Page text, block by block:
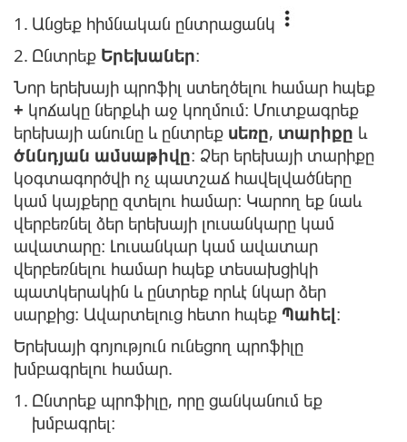
1. Անցեք հիմնական ընտրացանկ
2. Ընտրեք Երեխաներ։
Նոր երեխայի պրոֆիլ ստեղծելու համար հպեք
+ կոճակը ներքևի աջ կողմում։ Մուտքագրեք
երեխայի անունը և ընտրեք սեռը, տարիքը և
ծննդյան ամսաթիվը։ Ձեր երեխայի տարիքը
կօգտագործվի ոչ պատշաճ հավելվածները
կամ կայքերը զտելու համար։ Կարող եք նաև
վերբեռնել ձեր երեխայի լուսանկարը կամ
ավատարը։ Լուսանկար կամ ավատար
վերբեռնելու համար հպեք տեսախցիկի
պատկերակին և ընտրեք որևէ նկար ձեր
սարքից։ Ավարտելուց հետո հպեք Պահել։
Երեխայի գոյություն ունեցող պրոֆիլը
խմբագրելու համար.
1. Ընտրեք պրոֆիլը, որը ցանկանում եք
խմբագրել։